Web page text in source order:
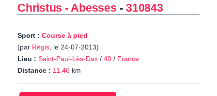
Christus - Abesses -310843
Sport : Course à pied
(par Régis, le 24-07-2013)
Lieu : Saint-Paul-Lès-Dax / 40 / France
Distance : 11.46 km